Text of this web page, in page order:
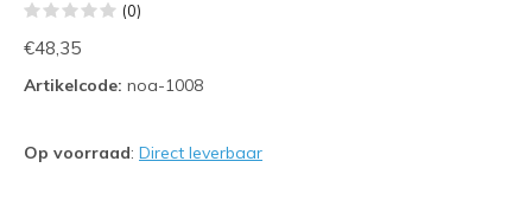
(0)
€48,35
Artikelcode: noa-1008
Op voorraad: Direct leverbaar